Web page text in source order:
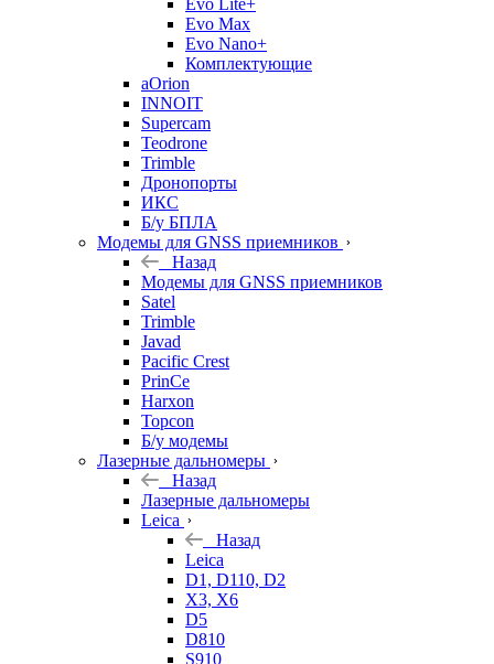
Evo Lite+
Evo Max
Evo Nano+
Комплектующие
aOrion
INNOIT
Supercam
Teodrone
Trimble
Дронопорты
ИКС
Б/у БПЛА
Модемы для GNSS приемников
Назад
Модемы для GNSS приемников
Satel
Trimble
Javad
Pacific Crest
PrinCe
Harxon
Topcon
Б/у модемы
Лазерные дальномеры
Назад
Лазерные дальномеры
Leica
Назад
Leica
D1, D110, D2
X3, X6
D5
D810
S910